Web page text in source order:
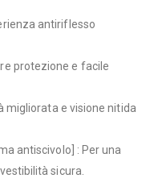
antiriflesso
protezione e facile
migliorata e visione nitida
antiscivolo] : Per una
sicura.